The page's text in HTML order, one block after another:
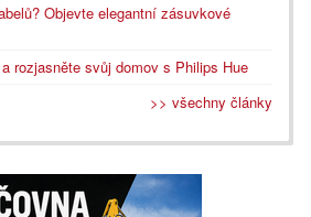
Objevte elegantní zásuvkové
rozjasněte svůj domov s Philips Hue
>> všechny články